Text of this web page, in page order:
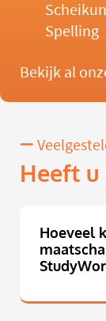
Spelling
Bekijk al
Heeft u
Hoeveel